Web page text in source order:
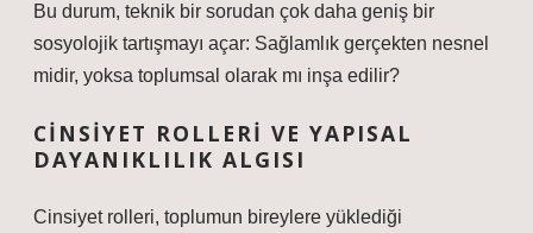
Bu durum, teknik bir sorudan çok daha geniş bir
sosyolojik tartışmayı açar: Sağlamlık gerçekten nesnel
midir, yoksa toplumsal olarak mı inşa edilir?
CINSIYET ROLLERI VE YAPISAL
DAYANIKLILIK ALGISI
Cinsiyet rolleri, toplumun bireylere yüklediği